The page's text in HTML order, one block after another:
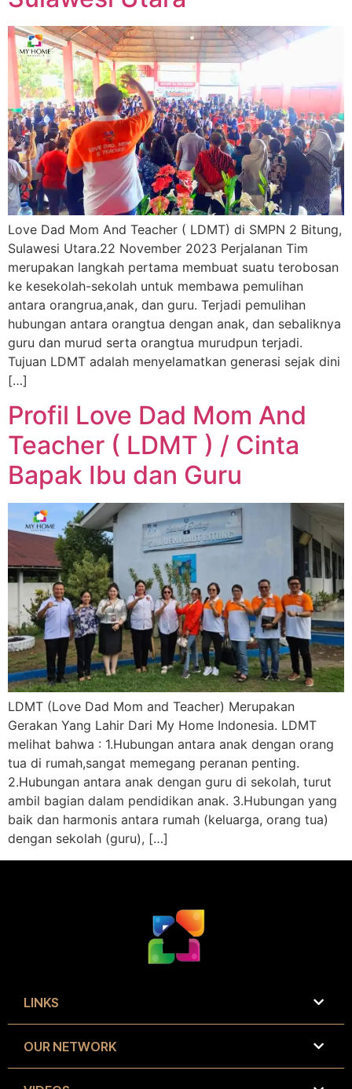
Love Dad Mom And Teacher ( LDMT) di SMPN 2 Bitung,
Sulawesi Utara.22 November 2023 Perjalanan Tim
merupakan langkah pertama membuat suatu terobosan
ke kesekolah-sekolah untuk membawa pemulihan
antara orangrua,anak, dan guru. Terjadi pemulihan
hubungan antara orangtua dengan anak, dan sebaliknya
guru dan murud serta orangtua murudpun terjadi.
Tujuan LDMT adalah menyelamatkan generasi sejak dini
[…]
Profil Love Dad Mom And
Teacher ( LDMT ) / Cinta
Bapak Ibu dan Guru
LDMT (Love Dad Mom and Teacher) Merupakan
Gerakan Yang Lahir Dari My Home Indonesia. LDMT
melihat bahwa : 1.Hubungan antara anak dengan orang
tua di rumah,sangat memegang peranan penting.
2.Hubungan antara anak dengan guru di sekolah, turut
ambil bagian dalam pendidikan anak. 3.Hubungan yang
baik dan harmonis antara rumah (keluarga, orang tua)
dengan sekolah (guru), […]
LINKS
OUR NETWORK